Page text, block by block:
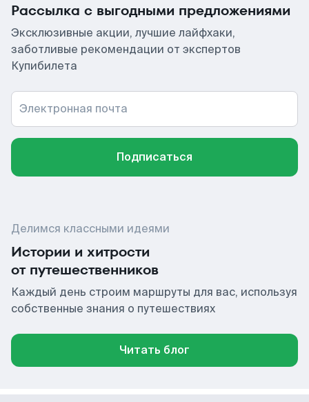
Рассылка с выгодными предложениями
Эксклюзивные акции, лучшие лайфхаки,
заботливые рекомендации от экспертов
Купибилета
Электронная почта
Подписаться
Делимся классными идеями
Истории и хитрости
от путешественников
Каждый день строим маршруты для вас, используя
собственные знания о путешествиях
Читать блог